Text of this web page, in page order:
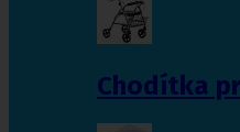
Chodítka